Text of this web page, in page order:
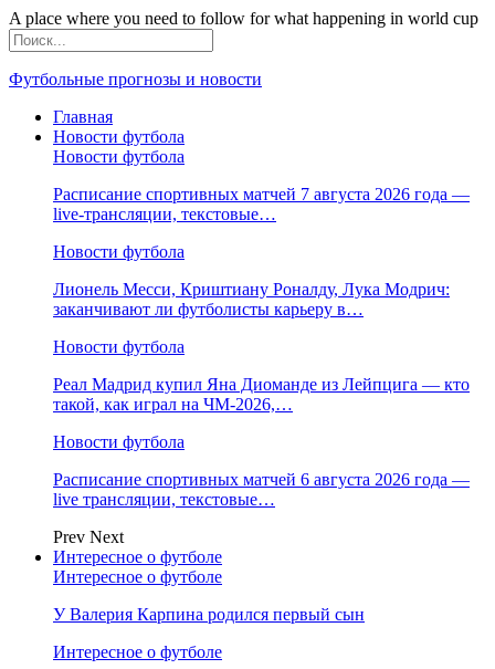
A place where you need to follow for what happening in world cup
Футбольные прогнозы и новости
Главная
Новости футбола
Новости футбола
Расписание спортивных матчей 7 августа 2026 года —
live-трансляции, текстовые…
Новости футбола
Лионель Месси, Криштиану Роналду, Лука Модрич:
заканчивают ли футболисты карьеру в…
Новости футбола
Реал Мадрид купил Яна Диоманде из Лейпцига — кто
такой, как играл на ЧМ-2026,…
Новости футбола
Расписание спортивных матчей 6 августа 2026 года —
live трансляции, текстовые…
Prev Next
Интересное о футболе
Интересное о футболе
У Валерия Карпина родился первый сын
Интересное о футболе